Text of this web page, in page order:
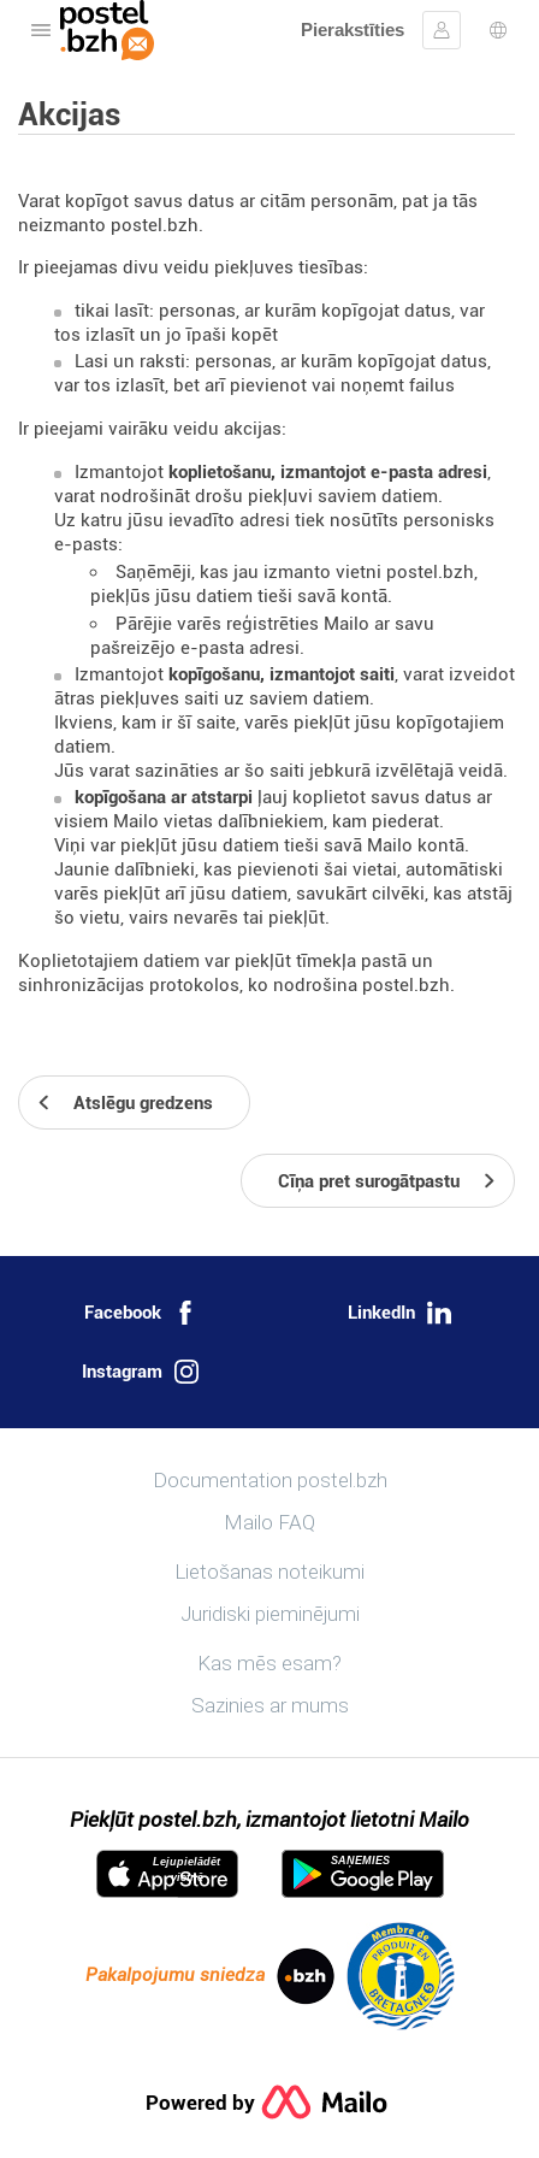
Atveriet izvēlni
Pierakstīties
Ielogoties
Akcijas
Varat kopīgot savus datus ar citām personām, pat ja tās
neizmanto postel.bzh.
Ir pieejamas divu veidu piekļuves tiesības:
tikai lasīt: personas, ar kurām kopīgojat datus, var
tos izlasīt un jo īpaši kopēt
Lasi un raksti: personas, ar kurām kopīgojat datus,
var tos izlasīt, bet arī pievienot vai noņemt failus
Ir pieejami vairāku veidu akcijas:
Izmantojot koplietošanu, izmantojot e-pasta adresi,
varat nodrošināt drošu piekļuvi saviem datiem.
Uz katru jūsu ievadīto adresi tiek nosūtīts personisks
e-pasts:
Saņēmēji, kas jau izmanto vietni postel.bzh,
piekļūs jūsu datiem tieši savā kontā.
Pārējie varēs reģistrēties Mailo ar savu
pašreizējo e-pasta adresi.
Izmantojot kopīgošanu, izmantojot saiti, varat izveidot
ātras piekļuves saiti uz saviem datiem.
Ikviens, kam ir šī saite, varēs piekļūt jūsu kopīgotajiem
datiem.
Jūs varat sazināties ar šo saiti jebkurā izvēlētajā veidā.
kopīgošana ar atstarpi ļauj koplietot savus datus ar
visiem Mailo vietas dalībniekiem, kam piederat.
Viņi var piekļūt jūsu datiem tieši savā Mailo kontā.
Jaunie dalībnieki, kas pievienoti šai vietai, automātiski
varēs piekļūt arī jūsu datiem, savukārt cilvēki, kas atstāj
šo vietu, vairs nevarēs tai piekļūt.
Koplietotajiem datiem var piekļūt tīmekļa pastā un
sinhronizācijas protokolos, ko nodrošina postel.bzh.
Atslēgu gredzens
Cīņa pret surogātpastu
Facebook LinkedIn
Instagram
Vairāk informācijas
Documentation postel.bzh
Mailo FAQ
Noderīgas saites
Lietošanas noteikumi
Juridiski pieminējumi
Atklāt postel.bzh
Kas mēs esam?
Sazinies ar mums
Piekļūt postel.bzh, izmantojot lietotni Mailo
Lejupielādēt
vietnē
SAŅEMIES
Pakalpojumu sniedza
Powered by